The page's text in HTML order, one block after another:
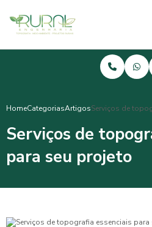
HomeCategoriasArtigosServiços de
Serviços de
para seu projeto